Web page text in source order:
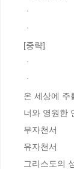
ㆍ
ㆍ
[중략]
ㆍ
ㆍ
온 세상에 주
너와 영원한
무자천서
유자천서
그리스도의